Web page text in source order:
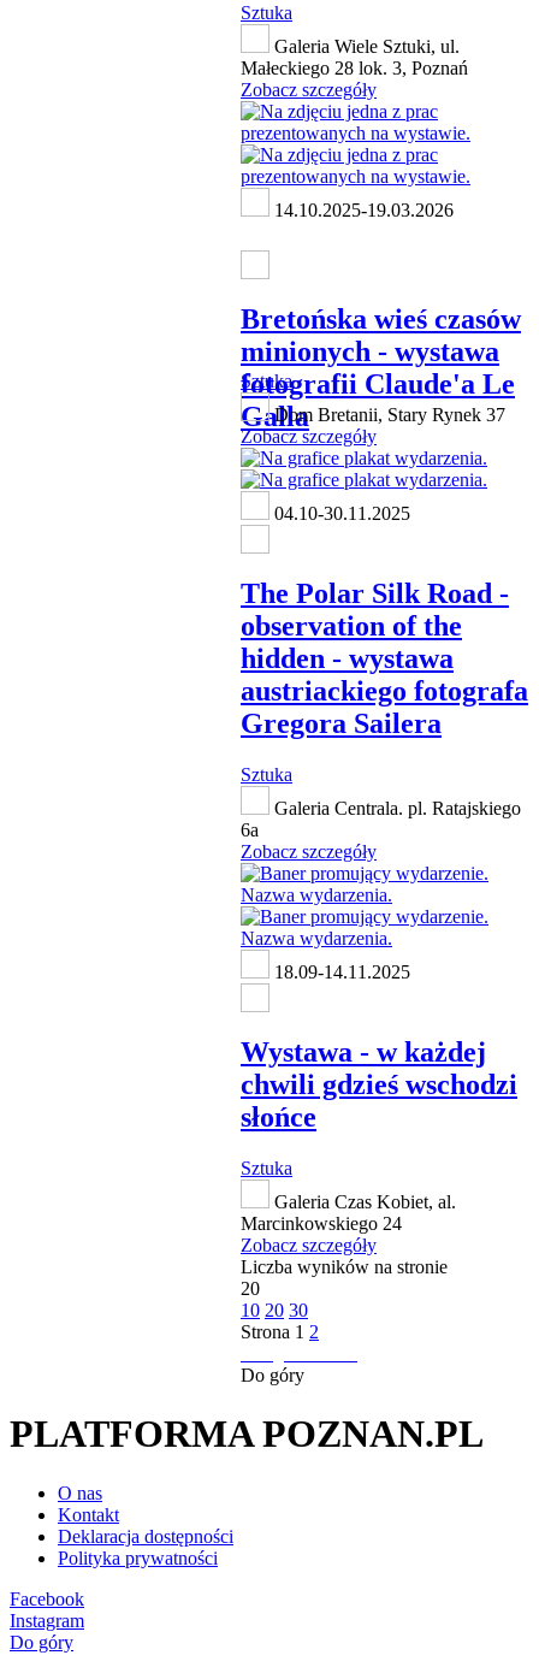
Sztuka
Galeria Wiele Sztuki, ul.
Małeckiego 28 lok. 3, Poznań
Zobacz szczegóły
14.10.2025-19.03.2026
Bretońska wieś czasów
minionych - wystawa
fotografii Claude'a Le
Galla
Sztuka
Dom Bretanii, Stary Rynek 37
Zobacz szczegóły
04.10-30.11.2025
The Polar Silk Road -
observation of the
hidden - wystawa
austriackiego fotografa
Gregora Sailera
Sztuka
Galeria Centrala. pl. Ratajskiego
6a
Zobacz szczegóły
18.09-14.11.2025
Wystawa - w każdej
chwili gdzieś wschodzi
słońce
Sztuka
Galeria Czas Kobiet, al.
Marcinkowskiego 24
Zobacz szczegóły
Liczba wyników na stronie
20
10 20 30
Strona 1 2
Do góry
PLATFORMA POZNAN.PL
O nas
Kontakt
Deklaracja dostępności
Polityka prywatności
Facebook
Instagram
Do góry